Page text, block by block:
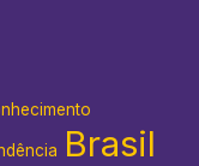
Brasil